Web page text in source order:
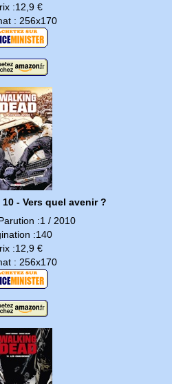
:12,9 €
: 256x170
- Vers quel avenir ?
:1 / 2010
:140
:12,9 €
: 256x170